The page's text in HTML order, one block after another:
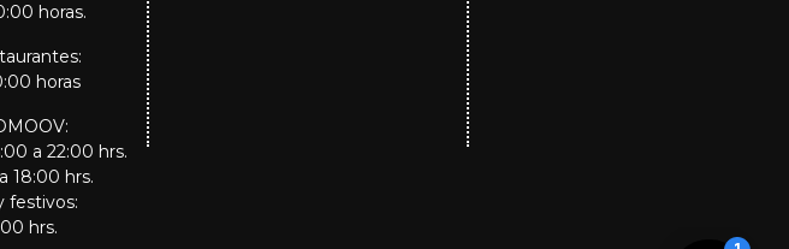
horas.
horas
a 22:00 hrs.
18:00 hrs.
festivos:
hrs.